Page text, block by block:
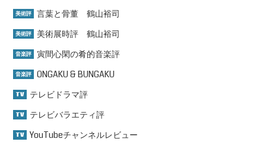
美術評 言葉と骨董 鶴山裕司
美術評 美術展時評 鶴山裕司
音楽評 寅間心閑の肴的音楽評
音楽評 ONGAKU & BUNGAKU
TV テレビドラマ評
TV テレビバラエティ評
TV YouTubeチャンネルレビュー